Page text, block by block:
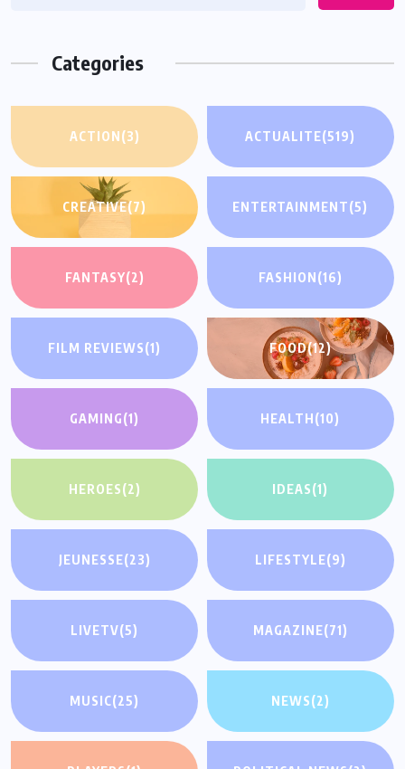
Categories
ACTION(3) ACTUALITE(519)
CREATIVE(7) ENTERTAINMENT(5)
FANTASY(2) FASHION(16)
FILM REVIEWS(1) FOOD(12)
GAMING(1) HEALTH(10)
HEROES(2) IDEAS(1)
JEUNESSE(23) LIFESTYLE(9)
LIVETV(5) MAGAZINE(71)
MUSIC(25) NEWS(2)